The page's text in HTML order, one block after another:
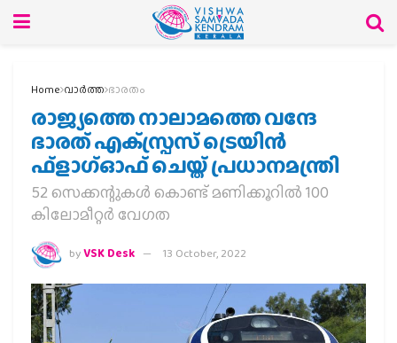
Home വാര്‍ത്ത ഭാരതം
രാജ്യത്തെ നാലാമത്തെ വന്ദേ
ഭാരത് എക്‌സ്പ്രസ് ട്രെയിൻ
ഫ്‌ളാഗ്ഓഫ് ചെയ്ത് പ്രധാനമന്ത്രി
52 സെക്കന്റുകൾ കൊണ്ട് മണിക്കൂറിൽ 100
കിലോമീറ്റർ വേഗത
byVSK Desk 13 October, 2022